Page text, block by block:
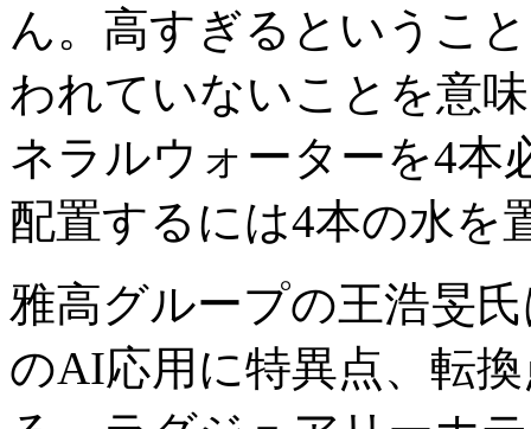
ん。高すぎるというこ
われていないことを意
ネラルウォーターを4本
配置するには4本の水を
雅高グループの王浩旻
のAI応用に特異点、転